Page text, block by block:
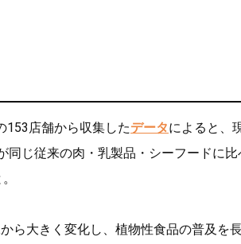
153店舗から収集したデータによると、
同じ従来の肉・乳製品・シーフードに比
ら大きく変化し、植物性食品の普及を